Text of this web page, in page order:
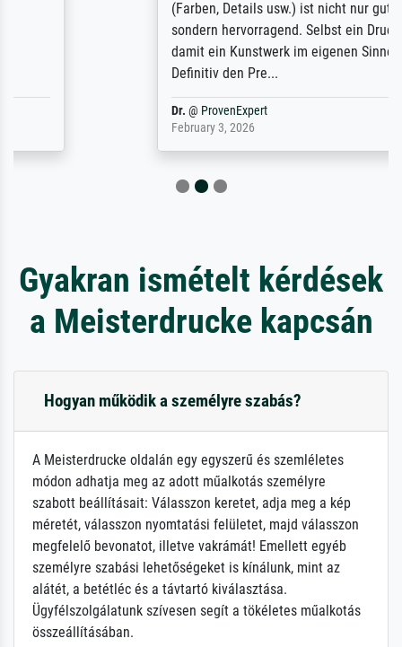
(Farben, Details usw.) ist nicht nur gut,
sondern hervorragend. Selbst ein Druck ist
damit ein Kunstwerk im eigenen Sinne.
Definitiv den Pre...
Gyakran ismételt kérdések
a Meisterdrucke kapcsán
Hogyan működik a személyre szabás?
A Meisterdrucke oldalán egy egyszerű és szemléletes
módon adhatja meg az adott műalkotás személyre
szabott beállításait: Válasszon keretet, adja meg a kép
méretét, válasszon nyomtatási felületet, majd válasszon
megfelelő bevonatot, illetve vakrámát! Emellett egyéb
személyre szabási lehetőségeket is kínálunk, mint az
alátét, a betétléc és a távtartó kiválasztása.
Ügyfélszolgálatunk szívesen segít a tökéletes műalkotás
összeállításában.